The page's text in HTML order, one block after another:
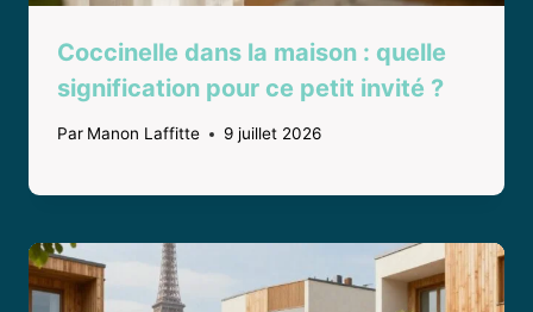
Coccinelle dans la maison : quelle
signification pour ce petit invité ?
Par Manon Laffitte 9 juillet 2026